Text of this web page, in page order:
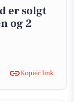
er solgt
og 2
Kopiér link